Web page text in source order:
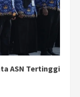
ASN Tertinggi